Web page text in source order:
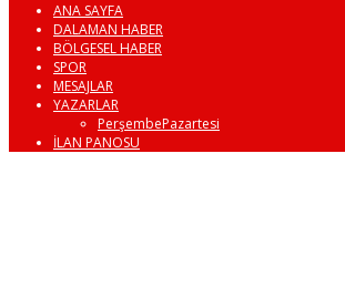
ANA SAYFA
DALAMAN HABER
BÖLGESEL HABER
SPOR
MESAJLAR
YAZARLAR
PerşembePazartesi
İLAN PANOSU